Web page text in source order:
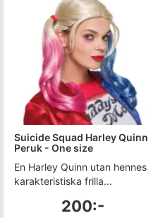
Suicide Squad Harley Quinn
Peruk - One size
En Harley Quinn utan hennes
karakteristiska frilla...
200:-